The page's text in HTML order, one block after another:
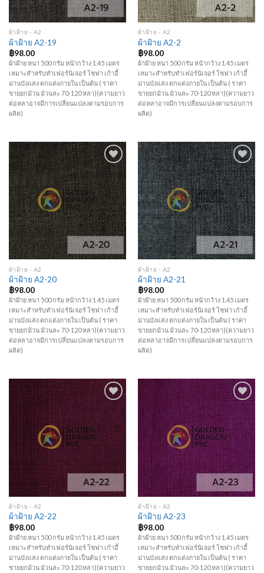
ผ้าฝ้าย - A2
ผ้าฝ้าย A2-19
฿98.00
ผ้าฝ้าย หนา 500 กรัม หน้ากว้าง 1.45 เมตร
เหมาะสำหรับทำเฟอร์นิเจอร์ โซฟา เก้าอี้
ม่านบังแสง ตกแต่งภายใน เป็นต้น ( ราคา
ขายยกม้วน ม้วนละ 70-120 หลา)(ความยาว
ต่อหลาอาจมีการเปลี่ยนแปลงตามรอบการ
ผลิต)
ผ้าฝ้าย - A2
ผ้าฝ้าย A2-2
฿98.00
ผ้าฝ้าย หนา 500 กรัม หน้ากว้าง 1.45 เมตร
เหมาะสำหรับทำเฟอร์นิเจอร์ โซฟา เก้าอี้
ม่านบังแสง ตกแต่งภายใน เป็นต้น ( ราคา
ขายยกม้วน ม้วนละ 70-120 หลา)(ความยาว
ต่อหลาอาจมีการเปลี่ยนแปลงตามรอบการ
ผลิต)
Add to
Wishlist
ผ้าฝ้าย - A2
ผ้าฝ้าย A2-20
฿98.00
ผ้าฝ้าย หนา 500 กรัม หน้ากว้าง 1.45 เมตร
เหมาะสำหรับทำเฟอร์นิเจอร์ โซฟา เก้าอี้
ม่านบังแสง ตกแต่งภายใน เป็นต้น ( ราคา
ขายยกม้วน ม้วนละ 70-120 หลา)(ความยาว
ต่อหลาอาจมีการเปลี่ยนแปลงตามรอบการ
ผลิต)
Add to
Wishlist
ผ้าฝ้าย - A2
ผ้าฝ้าย A2-21
฿98.00
ผ้าฝ้าย หนา 500 กรัม หน้ากว้าง 1.45 เมตร
เหมาะสำหรับทำเฟอร์นิเจอร์ โซฟา เก้าอี้
ม่านบังแสง ตกแต่งภายใน เป็นต้น ( ราคา
ขายยกม้วน ม้วนละ 70-120 หลา)(ความยาว
ต่อหลาอาจมีการเปลี่ยนแปลงตามรอบการ
ผลิต)
Wishlist
ผ้าฝ้าย - A2
ผ้าฝ้าย A2-22
฿98.00
ผ้าฝ้าย หนา 500 กรัม หน้ากว้าง 1.45 เมตร
เหมาะสำหรับทำเฟอร์นิเจอร์ โซฟา เก้าอี้
ม่านบังแสง ตกแต่งภายใน เป็นต้น ( ราคา
ขายยกม้วน ม้วนละ 70-120 หลา)(ความยาว
Add to
Wishlist
ผ้าฝ้าย - A2
ผ้าฝ้าย A2-23
฿98.00
ผ้าฝ้าย หนา 500 กรัม หน้ากว้าง 1.45 เมตร
เหมาะสำหรับทำเฟอร์นิเจอร์ โซฟา เก้าอี้
ม่านบังแสง ตกแต่งภายใน เป็นต้น ( ราคา
ขายยกม้วน ม้วนละ 70-120 หลา)(ความยาว